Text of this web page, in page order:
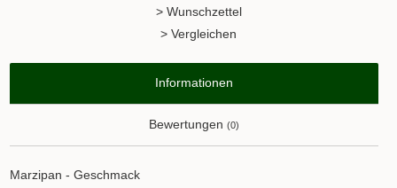
> Wunschzettel
> Vergleichen
Informationen
Bewertungen (0)
Marzipan - Geschmack